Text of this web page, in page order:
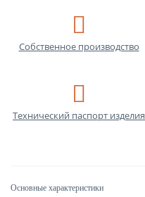
Собственное производство
Технический паспорт изделия
Основные характеристики